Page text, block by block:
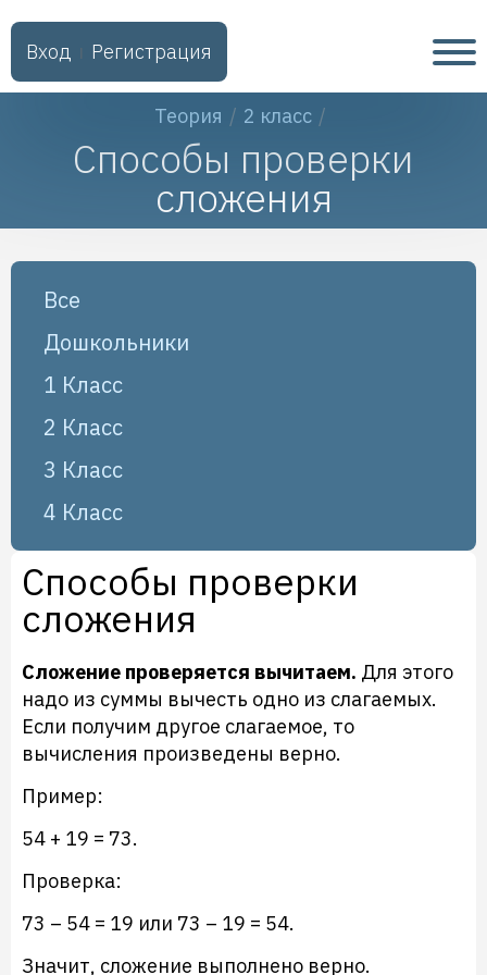
Вход ǀ Регистрация
Теория 2 класс
Способы проверки
сложения
Все
Дошкольники
1 Класс
2 Класс
3 Класс
4 Класс
Способы проверки
сложения
Сложение проверяется вычитаем. Для этого
надо из суммы вычесть одно из слагаемых.
Если получим другое слагаемое, то
вычисления произведены верно.
Пример:
54 + 19 = 73.
Проверка:
73 – 54 = 19 или 73 – 19 = 54.
Значит, сложение выполнено верно.